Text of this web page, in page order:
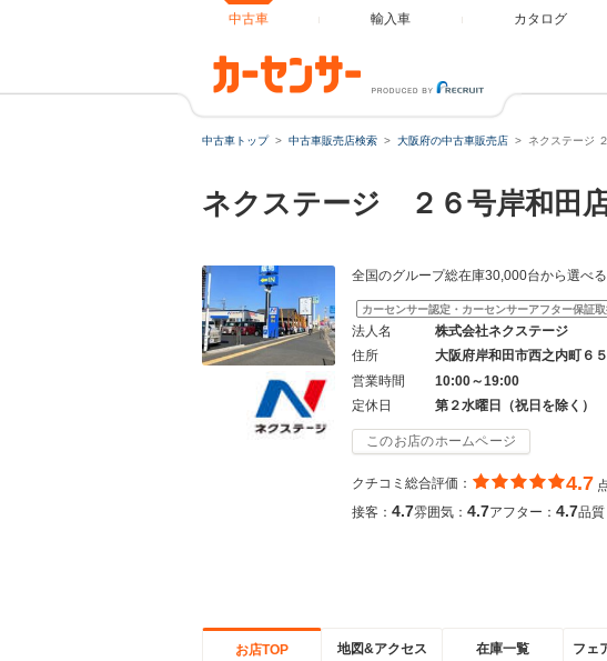
中古車 輸入車 カタログ
中古車トップ 中古車販売店検索 大阪府の中古車販売店 ネクステージ
ネクステージ ２６号岸和田
全国のグループ総在庫30,000台から選べ
カーセンサー認定・カーセンサーアフター保証
法人名
株式会社ネクステージ
住所
大阪府岸和田市西之内町６
営業時間
10:00～19:00
定休日
第２水曜日（祝日を除く）
このお店のホームページ
クチコミ総合評価： 4.7
接客： 4.7雰囲気： 4.7アフター： 4.7品質
お店TOP 地図&アクセス 在庫一覧 フェ